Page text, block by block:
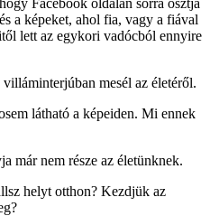
a képeket, ahol fia, vagy a fiával
lett az egykori vadócból ennyire
mesél az életéről.
látható a képeiden. Mi ennek
nem része az életünknek.
helyt otthon? Kezdjük az